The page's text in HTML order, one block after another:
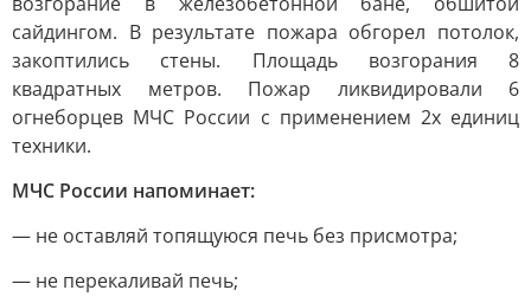
сайдингом. В результате пожара обгорел потолок,
закоптились стены. Площадь возгорания 8
квадратных метров. Пожар ликвидировали 6
огнеборцев МЧС России с применением 2х единиц
техники.
МЧС России напоминает:
— не оставляй топящуюся печь без присмотра;
— не перекаливай печь;